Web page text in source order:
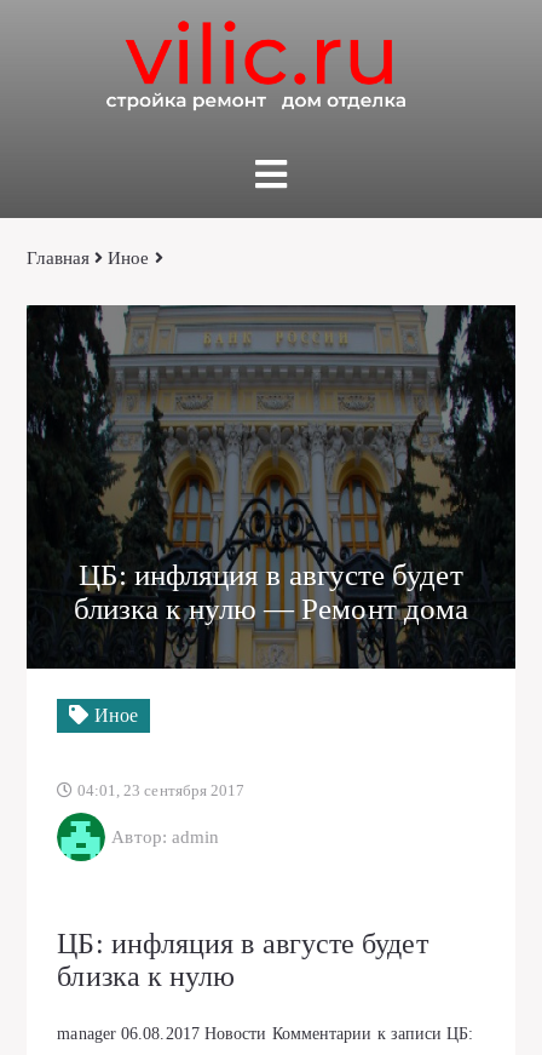
Главная Иное
ЦБ: инфляция в августе будет
близка к нулю — Ремонт дома
Иное
04:01, 23 сентября 2017
Автор: admin
ЦБ: инфляция в августе будет
близка к нулю
manager06.08.2017 Новости Комментарии к записи ЦБ: